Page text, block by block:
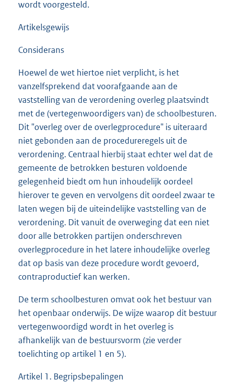
wordt voorgesteld.
Artikelsgewijs
Considerans
Hoewel de wet hiertoe niet verplicht, is het
vanzelfsprekend dat voorafgaande aan de
vaststelling van de verordening overleg plaatsvindt
met de (vertegenwoordigers van) de schoolbesturen.
Dit "overleg over de overlegprocedure" is uiteraard
niet gebonden aan de procedureregels uit de
verordening. Centraal hierbij staat echter wel dat de
gemeente de betrokken besturen voldoende
gelegenheid biedt om hun inhoudelijk oordeel
hierover te geven en vervolgens dit oordeel zwaar te
laten wegen bij de uiteindelijke vaststelling van de
verordening. Dit vanuit de overweging dat een niet
door alle betrokken partijen onderschreven
overlegprocedure in het latere inhoudelijke overleg
dat op basis van deze procedure wordt gevoerd,
contraproductief kan werken.
De term schoolbesturen omvat ook het bestuur van
het openbaar onderwijs. De wijze waarop dit bestuur
vertegenwoordigd wordt in het overleg is
afhankelijk van de bestuursvorm (zie verder
toelichting op artikel 1 en 5).
Artikel 1. Begripsbepalingen